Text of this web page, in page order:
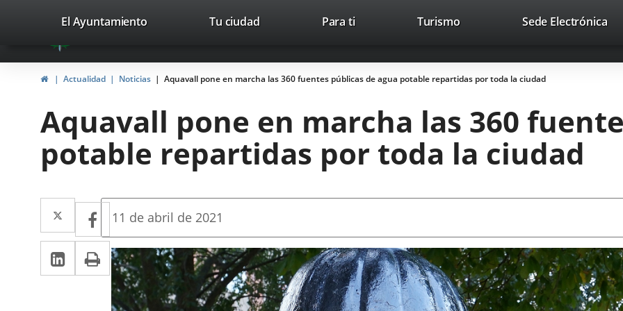
Portal
Web
del
Valladolid
avaTop Trabaja con nosotros Contacto
valladolid.es
El Ayuntamiento Tu ciudad Para ti TurismoEste
abrirá
en
ventana
nueva.
Sede Electrónica
InicioActualidad Noticias Aquavall pone en marcha las 360 fuentes públicas de agua potable repartidas por toda la ciudad
Aquavall pone en marcha las 360
potable repartidas por toda la ciudad
Twitter
Enlace
a
una
aplicación
externa.
Facebook
Enlace
a
una
aplicación
LinkedIn
Enlace
a
Imprimir
Fecha
la
noticia
11 de abril de 2021